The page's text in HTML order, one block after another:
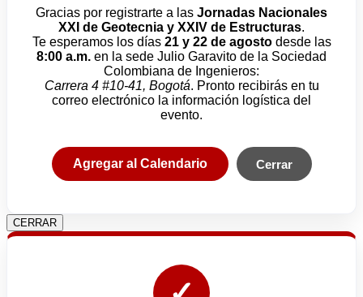
Gracias por registrarte a las Jornadas Nacionales
XXI de Geotecnia y XXIV de Estructuras.
Te esperamos los días 21 y 22 de agostodesde las
8:00 a.m. en la sede Julio Garavito de la Sociedad
Colombiana de Ingenieros:
Carrera 4 #10-41, Bogotá. Pronto recibirás en tu
correo electrónico la información logística del
evento.
Agregar al Calendario Cerrar
CERRAR